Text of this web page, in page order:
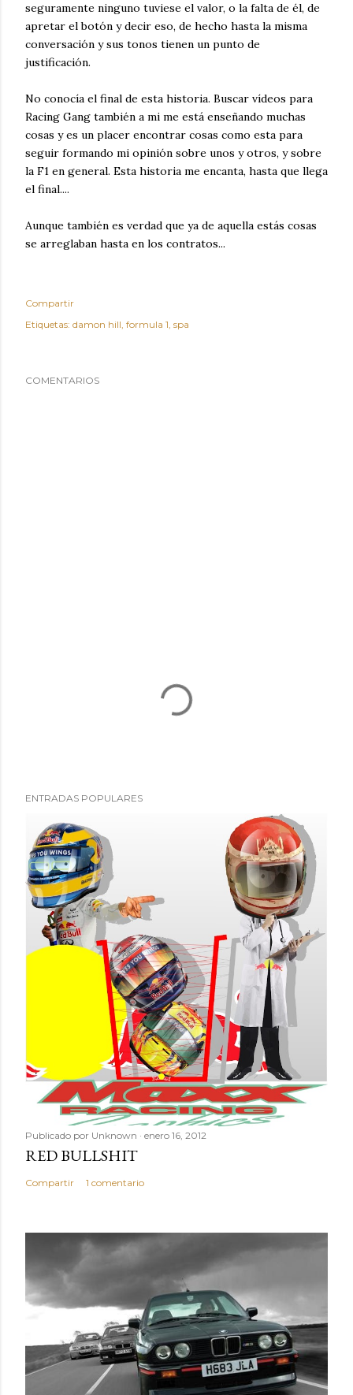
seguramente ninguno tuviese el valor, o la falta de él, de
apretar el botón y decir eso, de hecho hasta la misma
conversación y sus tonos tienen un punto de
justificación.
No conocía el final de esta historia. Buscar vídeos para
Racing Gang también a mi me está enseñando muchas
cosas y es un placer encontrar cosas como esta para
seguir formando mi opinión sobre unos y otros, y sobre
la F1 en general. Esta historia me encanta, hasta que llega
el final....
Aunque también es verdad que ya de aquella estás cosas
se arreglaban hasta en los contratos...
Compartir
Etiquetas: damon hill formula 1 spa
COMENTARIOS
ENTRADAS POPULARES
Publicado por Unknown enero 16, 2012
RED BULLSHIT
Compartir 1 comentario